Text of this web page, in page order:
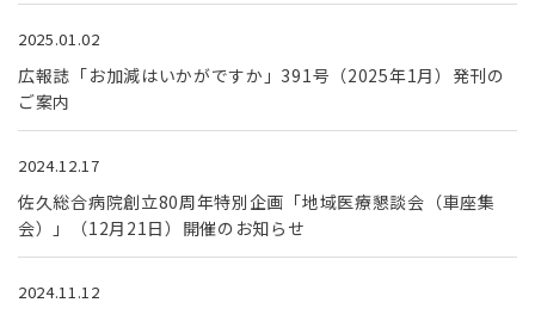
2025.01.02
広報誌「お加減はいかがですか」391号（2025年1月）発刊の
ご案内
2024.12.17
佐久総合病院創立80周年特別企画「地域医療懇談会（車座集
会）」（12月21日）開催のお知らせ
2024.11.12